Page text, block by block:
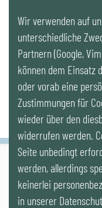
LinkedIn
Newsletter
IG LEBENSZYKLUS BAU
Wipplingerstr. 10/Top 9,
office@ig-lebenszyklus.at
Wir verwenden auf
unterschiedliche
Partnern (Google,
können dem Einsatz
oder vorab eine
Zustimmungen für
wieder über den
widerrufen werden.
Seite unbedingt
werden, allerdings
keinerlei
in unserer